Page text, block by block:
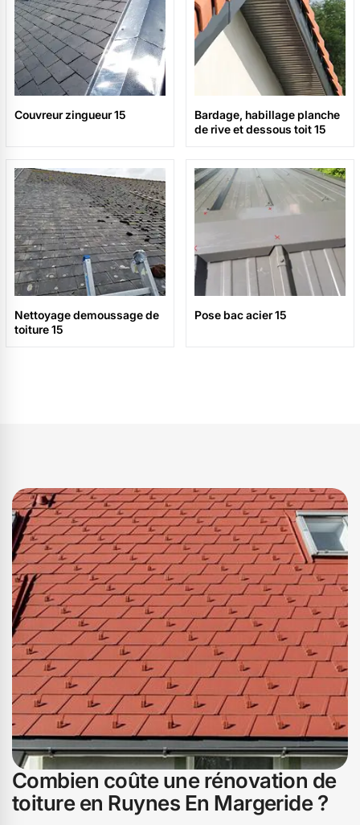
Couvreur zingueur 15
Bardage, habillage planche
de rive et dessous toit 15
Nettoyage demoussage de
toiture 15
Pose bac acier 15
Combien coûte une rénovation de
toiture en Ruynes En Margeride ?